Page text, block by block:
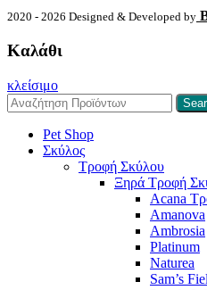
2020 - 2026 Designed & Developed by
Καλάθι
κλείσιμο
Pet Shop
Σκύλος
Τροφή Σκύλου
Ξηρά Τροφή
Acana
Amanova
Ambrosia
Platinum
Naturea
Sam’s